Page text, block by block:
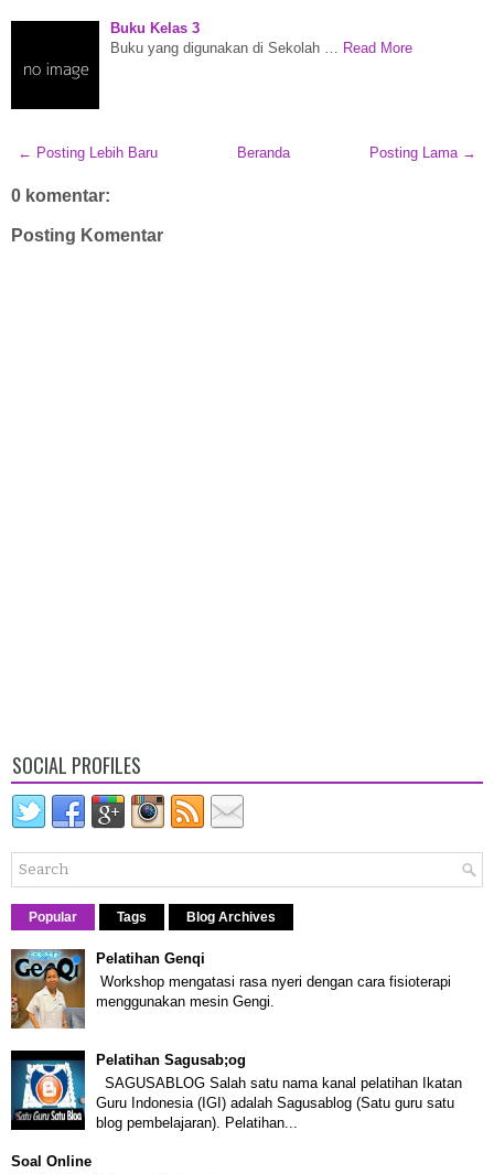
Buku Kelas 3
Buku yang digunakan di Sekolah … Read More
← Posting Lebih Baru Posting Lama →
Beranda
0 komentar:
Posting Komentar
SOCIAL PROFILES
Popular Tags Blog Archives
Pelatihan Genqi
Workshop mengatasi rasa nyeri dengan cara fisioterapi
menggunakan mesin Gengi.
Pelatihan Sagusab;og
SAGUSABLOG Salah satu nama kanal pelatihan Ikatan
Guru Indonesia (IGI) adalah Sagusablog (Satu guru satu
blog pembelajaran). Pelatihan...
Soal Online